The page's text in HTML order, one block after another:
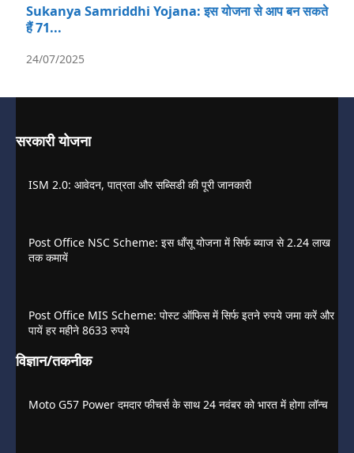
Sukanya Samriddhi Yojana: इस योजना से आप बन सकते
हैं 71...
24/07/2025
सरकारी योजना
ISM 2.0: आवेदन, पात्रता और सब्सिडी की पूरी जानकारी
Post Office NSC Scheme: इस धाँसू योजना में सिर्फ ब्याज से 2.24 लाख
तक कमायें
Post Office MIS Scheme: पोस्ट ऑफिस में सिर्फ इतने रुपये जमा करें और
पायें हर महीने 8633 रुपये
विज्ञान/तकनीक
Moto G57 Power दमदार फीचर्स के साथ 24 नवंबर को भारत में होगा लॉन्च